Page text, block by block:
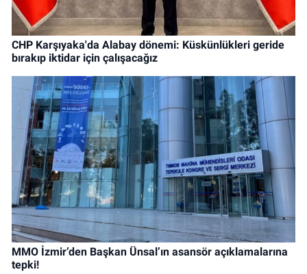
CHP Karşıyaka'da Alabay dönemi: Küskünlükleri geride
bırakıp iktidar için çalışacağız
MMO İzmir’den Başkan Ünsal’ın asansör açıklamalarına
tepki!